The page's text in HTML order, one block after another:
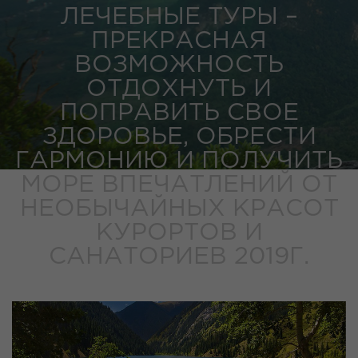
ЛЕЧЕБНЫЕ ТУРЫ –
ПРЕКРАСНАЯ
ВОЗМОЖНОСТЬ
ОТДОХНУТЬ И
ПОПРАВИТЬ СВОЕ
ЗДОРОВЬЕ, ОБРЕСТИ
ГАРМОНИЮ И ПОЛУЧИТЬ